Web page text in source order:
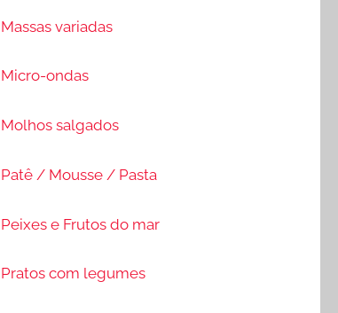
Massas variadas
Micro-ondas
Molhos salgados
Patê / Mousse / Pasta
Peixes e Frutos do mar
Pratos com legumes